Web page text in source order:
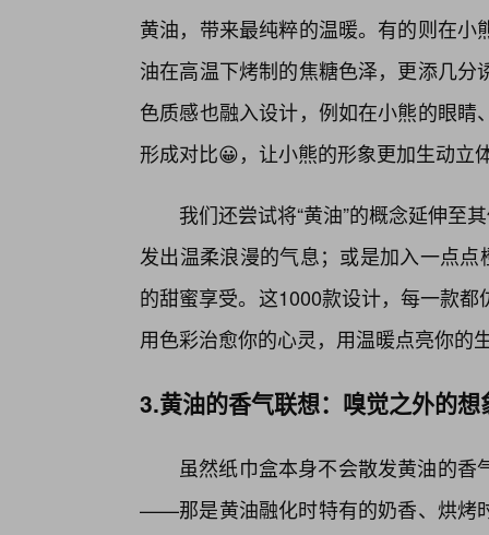
黄油，带来最纯粹的温暖。有的则在
油在高温下烤制的焦糖色泽，更添几
色质感也融入设计，例如在小熊的眼
形成对比😀，让小熊的形象更加生动立
我们还尝试将“黄油”的概念延伸至
发出温柔浪漫的气息；或是加入一点
的甜蜜享受。这1000款设计，每一款
用色彩治愈你的心灵，用温暖点亮你的
3.黄油的香气联想：嗅觉之外的想
虽然纸巾盒本身不会散发黄油的
——那是黄油融化时特有的奶香、烘烤